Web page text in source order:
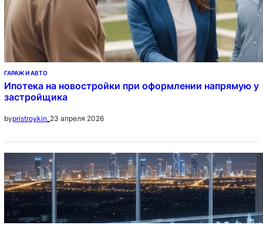
ГАРАЖ И АВТО
Ипотека на новостройки при оформлении напрямую у
застройщика
bypristroykin_ 23 апреля 2026